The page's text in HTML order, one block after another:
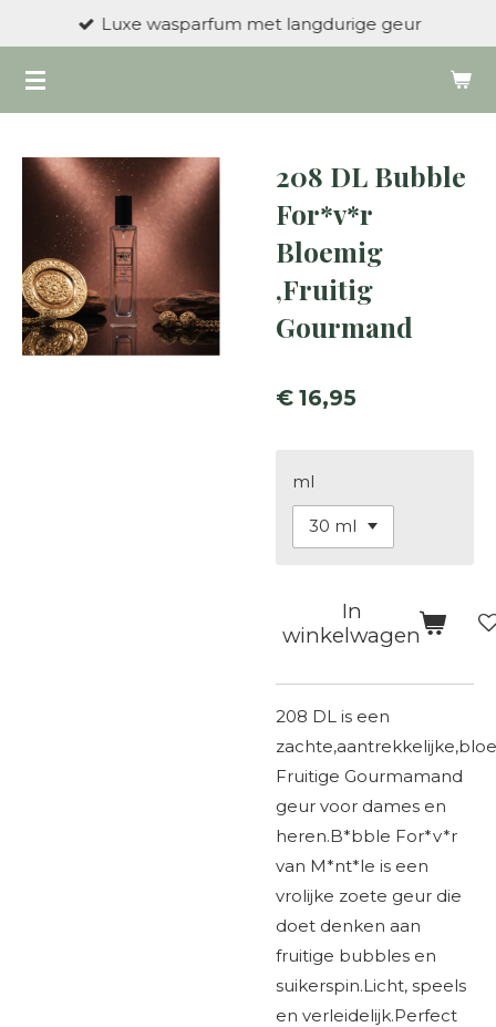
naar
de
Luxe wasparfum met langdurige geur
208 DL Bubble
For*v*r
Bloemig
,Fruitig
Gourmand
€ 16,95
ml
In
winkelwagen
208 DL is een
Fruitige Gourmamand
geur voor dames en
heren.B*bble For*v*r
van M*nt*le is een
vrolijke zoete geur die
doet denken aan
fruitige bubbles en
suikerspin.Licht, speels
en verleidelijk.Perfect